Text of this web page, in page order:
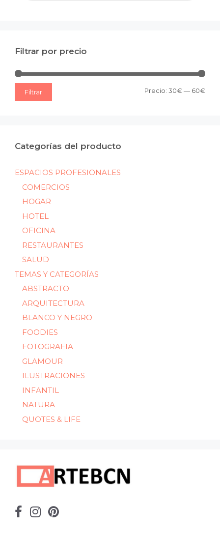
Filtrar por precio
Filtrar Precio: 30€ — 60€
Categorías del producto
ESPACIOS PROFESIONALES
COMERCIOS
HOGAR
HOTEL
OFICINA
RESTAURANTES
SALUD
TEMAS Y CATEGORÍAS
ABSTRACTO
ARQUITECTURA
BLANCO Y NEGRO
FOODIES
FOTOGRAFIA
GLAMOUR
ILUSTRACIONES
INFANTIL
NATURA
QUOTES & LIFE